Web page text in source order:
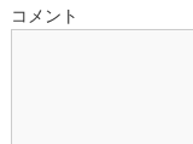
ー
コメント